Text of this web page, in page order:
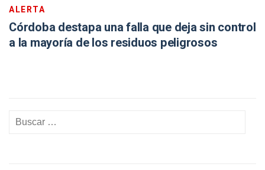
ALERTA
Córdoba destapa una falla que deja sin control
a la mayoría de los residuos peligrosos